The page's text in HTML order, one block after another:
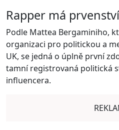
Rapper má prvenství
Podle Mattea Bergaminiho,
organizaci pro politickou a
UK, se jedná o úplně první
tamní registrovaná politická
influencera.